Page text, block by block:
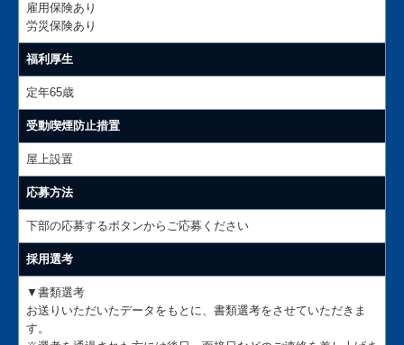
雇用保険あり
労災保険あり
福利厚生
定年65歳
受動喫煙防止措置
屋上設置
応募方法
下部の応募するボタンからご応募ください
採用選考
▼書類選考
お送りいただいたデータをもとに、書類選考をさせていただきま
す。